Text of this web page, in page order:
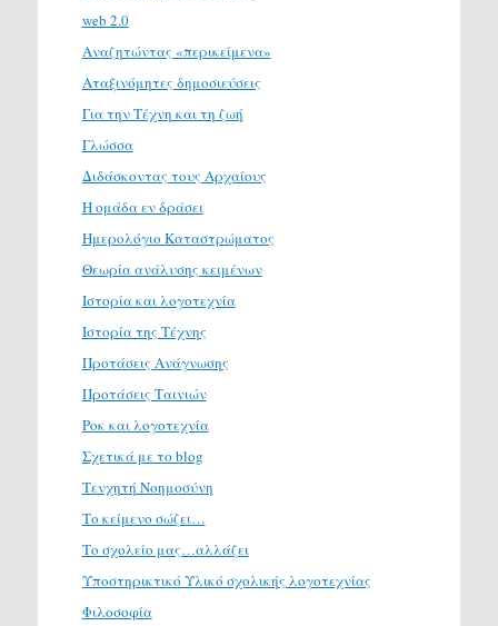
web 2.0
Αναζητώντας «περικείμενα»
Αταξινόμητες δημοσιεύσεις
Για την Τέχνη και τη ζωή
Γλώσσα
Διδάσκοντας τους Αρχαίους
Η ομάδα εν δράσει
Ημερολόγιο Καταστρώματος
Θεωρία ανάλυσης κειμένων
Ιστορία και λογοτεχνία
Ιστορία της Τέχνης
Προτάσεις Ανάγνωσης
Προτάσεις Ταινιών
Ροκ και λογοτεχνία
Σχετικά με το blog
Τενχητή Νοημοσύνη
Το κείμενο σώζει…
Το σχολείο μας…αλλάζει
Υποστηρικτικό Υλικό σχολικής λογοτεχνίας
Φιλοσοφία